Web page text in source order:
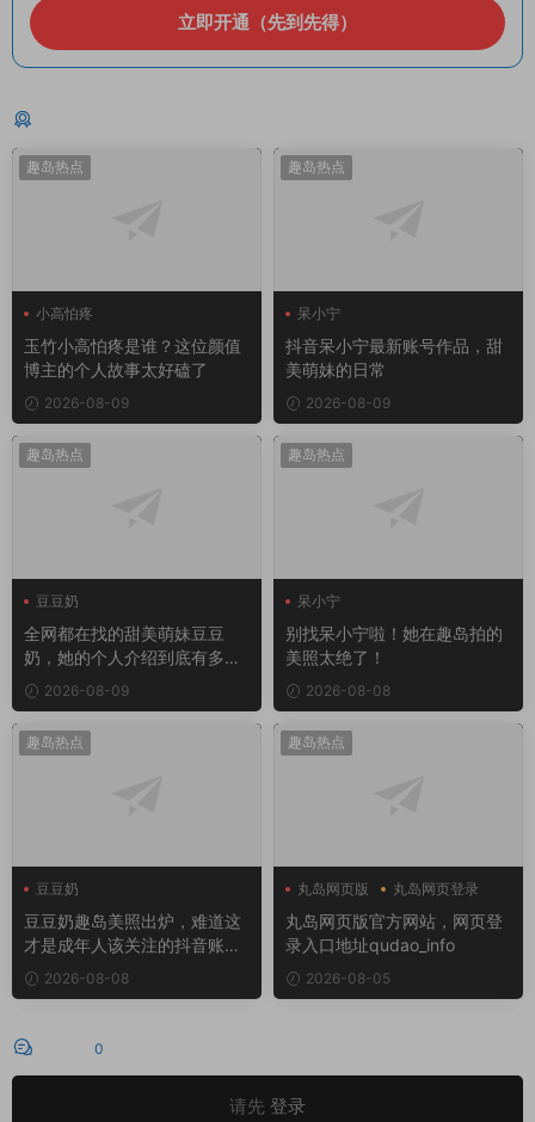
立即开通（先到先得）
趣岛热点
小高怕疼
玉竹小高怕疼是谁？这位颜值
博主的个人故事太好磕了
2026-08-09
趣岛热点
呆小宁
抖音呆小宁最新账号作品，甜
美萌妹的日常
2026-08-09
趣岛热点
豆豆奶
全网都在找的甜美萌妹豆豆
奶，她的个人介绍到底有多
绝？2026-08-09
趣岛热点
呆小宁
别找呆小宁啦！她在趣岛拍的
美照太绝了！
2026-08-08
趣岛热点
豆豆奶
豆豆奶趣岛美照出炉，难道这
才是成年人该关注的抖音账
号？2026-08-08
趣岛热点
丸岛网页版 丸岛网页登录
丸岛网页版官方网站，网页登
录入口地址qudao_info
2026-08-05
0
请先 登录